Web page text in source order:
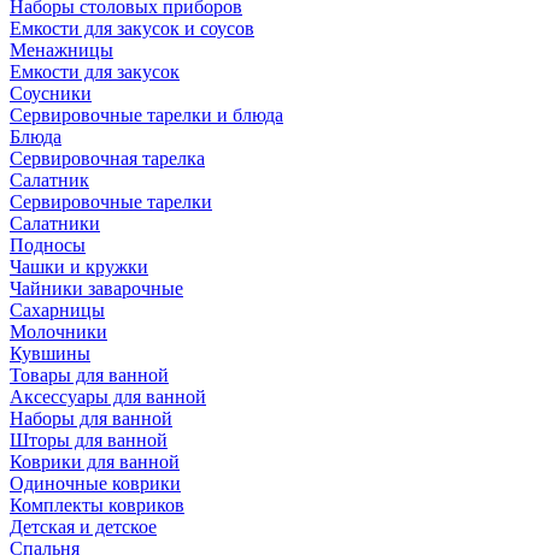
Наборы столовых приборов
Емкости для закусок и соусов
Менажницы
Емкости для закусок
Соусники
Сервировочные тарелки и блюда
Блюда
Сервировочная тарелка
Салатник
Сервировочные тарелки
Салатники
Подносы
Чашки и кружки
Чайники заварочные
Сахарницы
Молочники
Кувшины
Товары для ванной
Аксессуары для ванной
Наборы для ванной
Шторы для ванной
Коврики для ванной
Одиночные коврики
Комплекты ковриков
Детская и детское
Спальня